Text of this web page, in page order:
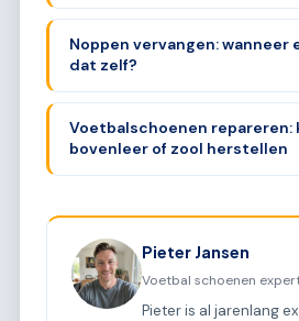
Noppen vervangen: wanneer
dat zelf?
Voetbalschoenen repareren:
bovenleer of zool herstellen
Pieter Jansen
Voetbal schoenen
Pieter is al jarenlang